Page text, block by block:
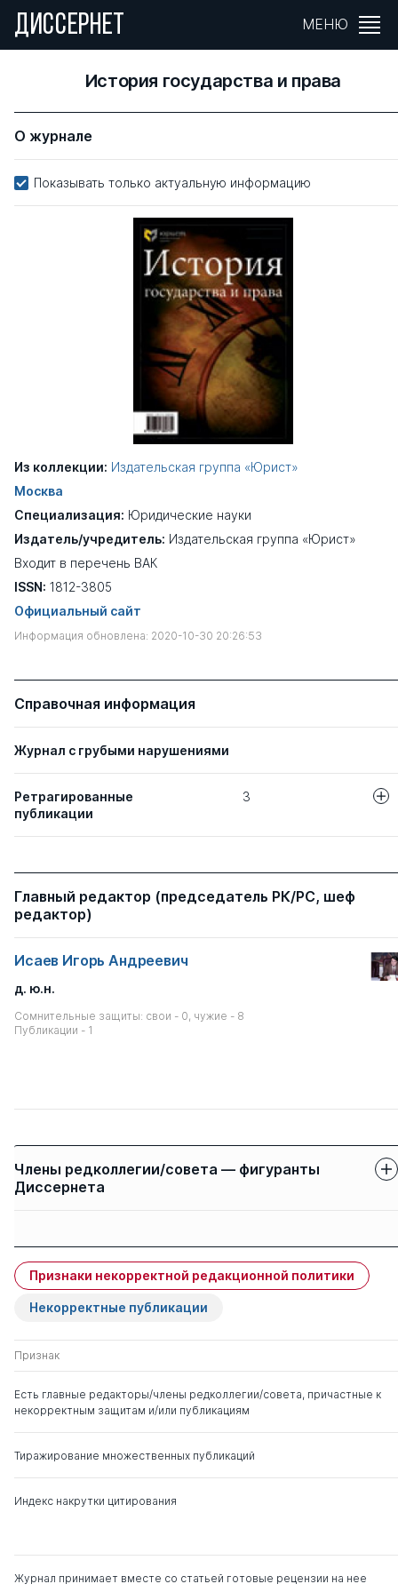
ДИССЕРНЕТ МЕНЮ
История государства и права
О журнале
Показывать только актуальную информацию
Из коллекции: Издательская группа «Юрист»
Москва
Специализация: Юридические науки
Издатель/учредитель: Издательская группа «Юрист»
Входит в перечень ВАК
ISSN: 1812-3805
Официальный сайт
Информация обновлена: 2020-10-30 20:26:53
Справочная информация
Журнал с грубыми нарушениями
Ретрагированные
публикации
3
Бугаев Р И
ТЕРРОРА В
Шахбанова Х М
РАЗВИТИЯ
Главный редактор (председатель РК/РС, шеф
редактор)
Исаев Игорь Андреевич
д. ю.н.
Сомнительные защиты: свои - 0, чужие - 8
Публикации - 1
Члены редколлегии/совета — фигуранты
Диссернета
Аронов Дмитрий
Владимирович
д. ист.н. 0 1
Рассказов Леонид
Павлович
д. ист.н.
Хабибулин Алик
Галимзянович
д. ю.н.
Сафонов Владимир
д. ю.н. 0 16
Федорович
Признаки некорректной редакционной политики
Некорректные публикации
Признак
Есть главные редакторы/члены редколлегии/совета, причастные к
некорректным защитам и/или публикациям
Тиражирование множественных публикаций
Индекс накрутки цитирования
Журнал принимает вместе со статьей готовые рецензии на нее